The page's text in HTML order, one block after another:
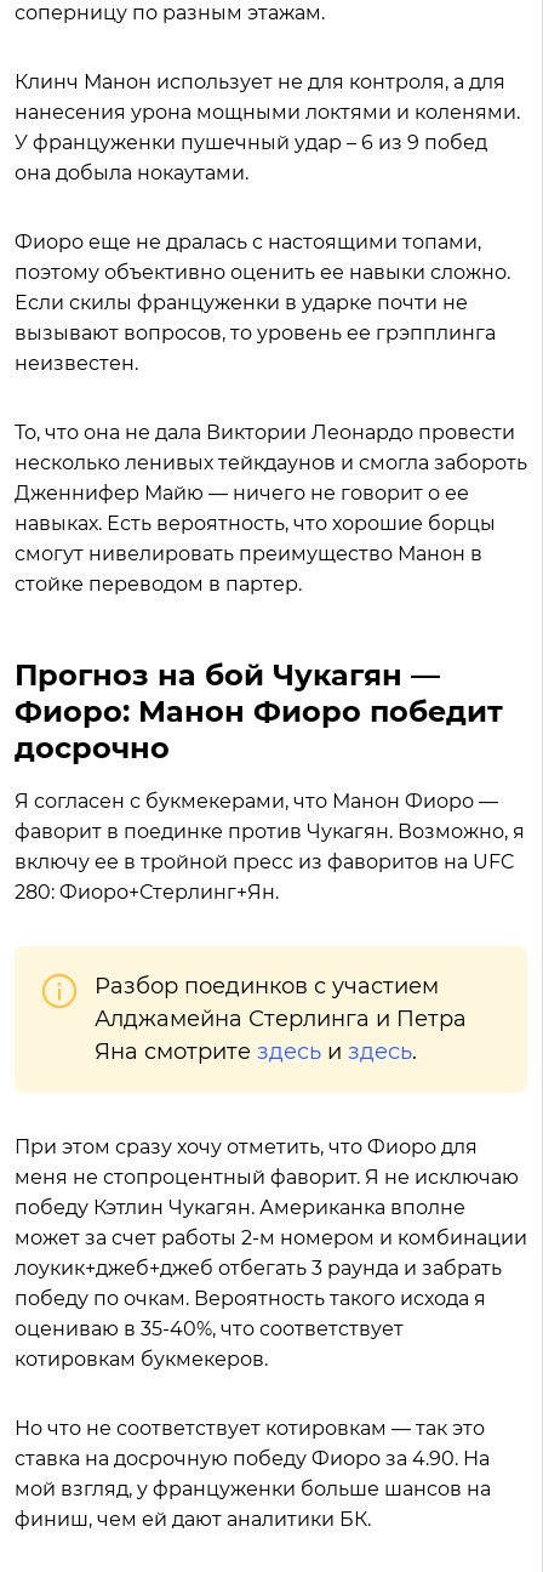
соперницу по разным этажам.
Клинч Манон использует не для контроля, а для
нанесения урона мощными локтями и коленями.
У француженки пушечный удар – 6 из 9 побед
она добыла нокаутами.
Фиоро еще не дралась с настоящими топами,
поэтому объективно оценить ее навыки сложно.
Если скилы француженки в ударке почти не
вызывают вопросов, то уровень ее грэпплинга
неизвестен.
То, что она не дала Виктории Леонардо провести
несколько ленивых тейкдаунов и смогла забороть
Дженнифер Майю — ничего не говорит о ее
навыках. Есть вероятность, что хорошие борцы
смогут нивелировать преимущество Манон в
стойке переводом в партер.
Прогноз на бой Чукагян —
Фиоро: Манон Фиоро победит
досрочно
Я согласен с букмекерами, что Манон Фиоро —
фаворит в поединке против Чукагян. Возможно, я
включу ее в тройной пресс из фаворитов на UFC
280: Фиоро+Стерлинг+Ян.
Разбор поединков с участием
Алджамейна Стерлинга и Петра
Яна смотрите здесь и здесь.
При этом сразу хочу отметить, что Фиоро для
меня не стопроцентный фаворит. Я не исключаю
победу Кэтлин Чукагян. Американка вполне
может за счет работы 2-м номером и комбинации
лоукик+джеб+джеб отбегать 3 раунда и забрать
победу по очкам. Вероятность такого исхода я
оцениваю в 35-40%, что соответствует
котировкам букмекеров.
Но что не соответствует котировкам — так это
ставка на досрочную победу Фиоро за 4.90. На
мой взгляд, у француженки больше шансов на
финиш, чем ей дают аналитики БК.